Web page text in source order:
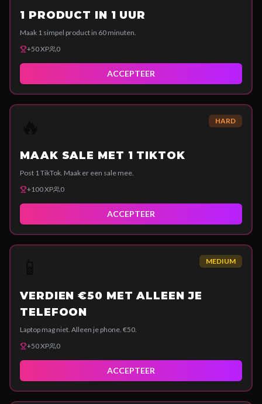
1 PRODUCT IN 1 UUR
Maak 1 simpel product in 60 minuten.
+50XP 0
ACCEPTEER
HARD
MAAK SALE MET 1 TIKTOK
Post 1 TikTok. Maak er een sale mee.
+100XP 0
ACCEPTEER
MEDIUM
VERDIEN €50 MET ALLEEN JE
TELEFOON
Laptop mag niet. Alleen je phone. €50.
+50XP 0
ACCEPTEER